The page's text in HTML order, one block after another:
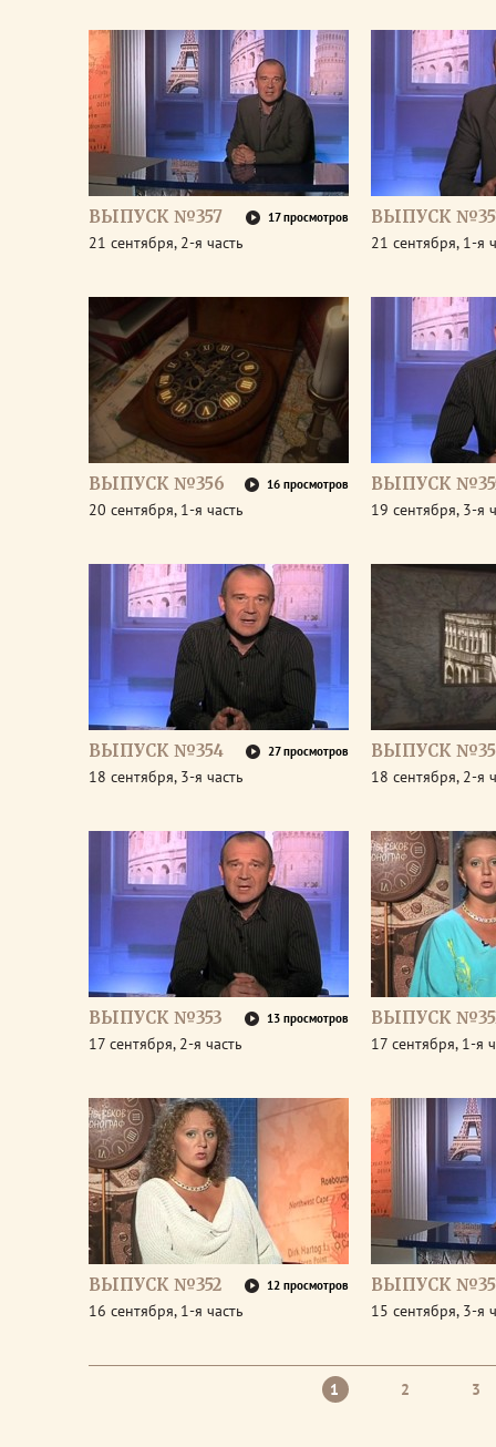
ВЫПУСК №357 17 просмотров
21 сентября, 2-я часть
ВЫПУСК
21 сентября, 1-я
ВЫПУСК №356 16 просмотров
20 сентября, 1-я часть
ВЫПУСК
19 сентября, 3-я
ВЫПУСК №354 27 просмотров
18 сентября, 3-я часть
ВЫПУСК
18 сентября, 2-я
ВЫПУСК №353 13 просмотров
17 сентября, 2-я часть
ВЫПУСК
17 сентября, 1-я
ВЫПУСК №352 12 просмотров
16 сентября, 1-я часть
ВЫПУСК
15 сентября, 3-я
1 2 3